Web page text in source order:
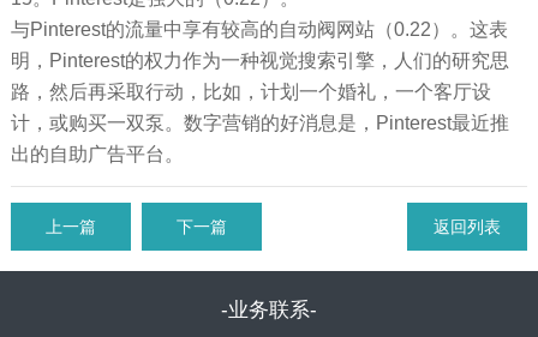
与Pinterest的流量中享有较高的自动阀网站（0.22）。这表
明，Pinterest的权力作为一种视觉搜索引擎，人们的研究思
路，然后再采取行动，比如，计划一个婚礼，一个客厅设
计，或购买一双泵。数字营销的好消息是，Pinterest最近推
出的自助广告平台。
上一篇 下一篇 返回列表
-业务联系-